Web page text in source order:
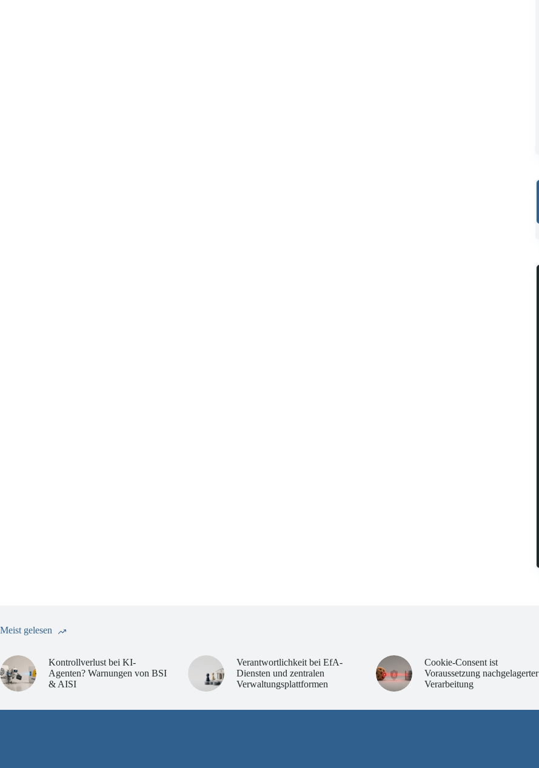
Meist gelesen
Kontrollverlust bei KI-
Agenten? Warnungen von BSI
& AISI
Verantwortlichkeit bei EfA-
Diensten und zentralen
Verwaltungsplattformen
Cookie-Consent ist
Voraussetzung nachgelagerter
Verarbeitung